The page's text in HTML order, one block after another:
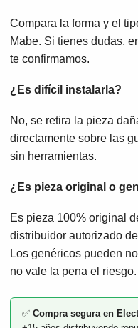
Compara la forma y el
Mabe. Si tienes dudas,
te confirmamos.
¿Es difícil instalarla?
No, se retira la pieza
directamente sobre las
sin herramientas.
¿Es pieza original o
Es pieza 100% original
distribuidor autorizado
Los genéricos pueden
no vale la pena el riesgo.
✅ Compra segura en